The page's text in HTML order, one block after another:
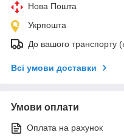
Нова Пошта
Укрпошта
До вашого транспорту
Всі умови доставки
Умови оплати
Оплата на рахунок